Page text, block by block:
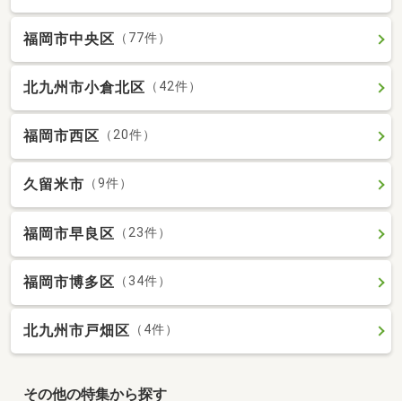
福岡市中央区 （77件）
北九州市小倉北区 （42件）
福岡市西区 （20件）
久留米市 （9件）
福岡市早良区 （23件）
福岡市博多区 （34件）
北九州市戸畑区 （4件）
その他の特集から探す